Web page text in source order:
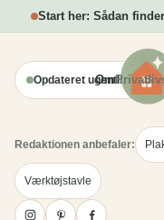
Spring
til
Start her: Sådan
Opdateret ugentligt
Om
Redaktionen anbefaler:
Værktøjstavle